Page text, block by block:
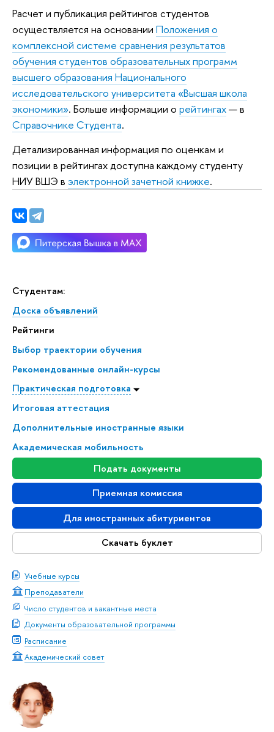
Студентам:
Доска объявлений
Рейтинги
Выбор траектории обучения
Рекомендованные онлайн-курсы
Практическая подготовка
Итоговая аттестация
Дополнительные иностранные языки
Академическая мобильность
Подать документы
Приемная комиссия
Для иностранных абитуриентов
Скачать буклет
Учебные курсы
Преподаватели
Число студентов и вакантные места
Документы образовательной программы
Расписание
Академический совет
Расчет и публикация рейтингов студентов
осуществляется на основании Положения о
комплексной системе сравнения результатов
обучения студентов образовательных программ
высшего образования Национального
исследовательского университета «Высшая школа
экономики». Больше информации о рейтингах— в
Справочнике Студента.
Детализированная информация по оценкам и
позиции в рейтингах доступна каждому студенту
НИУ ВШЭ в электронной зачетной книжке.